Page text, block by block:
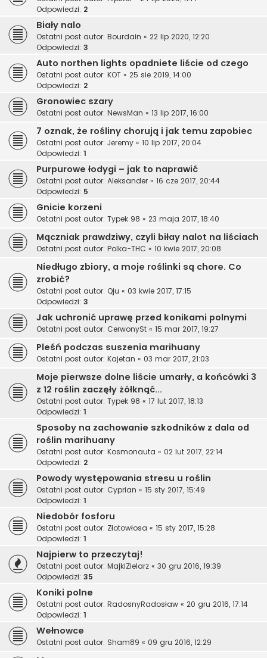
Odpowiedzi: 2
Biały nalo
Ostatni post autor: Bourdain « 22 lip 2020, 12:20
Odpowiedzi: 3
Auto northen lights opadniete liście od czego
Ostatni post autor: KOT « 25 sie 2019, 14:00
Odpowiedzi: 2
Gronowiec szary
Ostatni post autor: NewsMan « 13 lip 2017, 16:00
7 oznak, że rośliny chorują i jak temu zapobiec
Ostatni post autor: Jeremy « 10 lip 2017, 20:04
Odpowiedzi: 1
Purpurowe łodygi – jak to naprawić
Ostatni post autor: Aleksander « 16 cze 2017, 20:44
Odpowiedzi: 5
Gnicie korzeni
Ostatni post autor: Typek 98 « 23 maja 2017, 18:40
Mączniak prawdziwy, czyli biłay nalot na liściach
Ostatni post autor: Polka-THC « 10 kwie 2017, 20:08
Niedługo zbiory, a moje roślinki są chore. Co
zrobić?
Ostatni post autor: Qju « 03 kwie 2017, 17:15
Odpowiedzi: 3
Jak uchronić uprawę przed konikami polnymi
Ostatni post autor: CerwonySt « 15 mar 2017, 19:27
Pleśń podczas suszenia marihuany
Ostatni post autor: Kajetan « 03 mar 2017, 21:03
Moje pierwsze dolne liście umarły, a końcówki 3
z 12 roślin zaczęły żółknąć...
Ostatni post autor: Typek 98 « 17 lut 2017, 18:13
Odpowiedzi: 1
Sposoby na zachowanie szkodników z dala od
roślin marihuany
Ostatni post autor: Kosmonauta « 02 lut 2017, 22:14
Odpowiedzi: 2
Powody występowania stresu u roślin
Ostatni post autor: Cyprian « 15 sty 2017, 15:49
Odpowiedzi: 1
Niedobór fosforu
Ostatni post autor: Złotowłosa « 15 sty 2017, 15:28
Odpowiedzi: 1
Najpierw to przeczytaj!
Ostatni post autor: MajkiZielarz « 30 gru 2016, 19:39
Odpowiedzi: 35
Koniki polne
Ostatni post autor: RadosnyRadosław « 20 gru 2016, 17:14
Odpowiedzi: 1
Wełnowce
Ostatni post autor: Sham89 « 09 gru 2016, 12:29